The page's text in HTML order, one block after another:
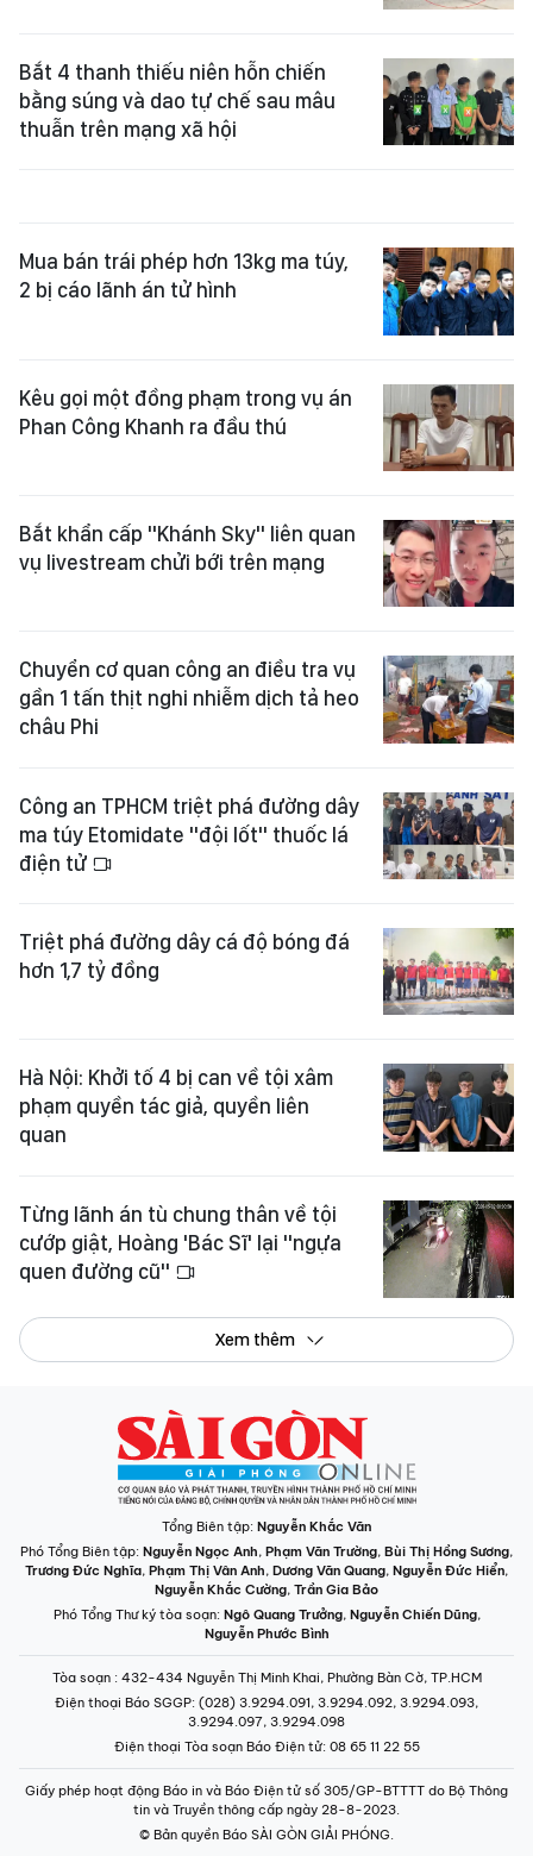
Bắt 4 thanh thiếu niên hỗn chiến
bằng súng và dao tự chế sau mâu
thuẫn trên mạng xã hội
Mua bán trái phép hơn 13kg ma túy,
2 bị cáo lãnh án tử hình
Kêu gọi một đồng phạm trong vụ án
Phan Công Khanh ra đầu thú
Bắt khẩn cấp "Khánh Sky" liên quan
vụ livestream chửi bới trên mạng
Chuyển cơ quan công an điều tra vụ
gần 1 tấn thịt nghi nhiễm dịch tả heo
châu Phi
Công an TPHCM triệt phá đường dây
ma túy Etomidate "đội lốt" thuốc lá
điện tử
Triệt phá đường dây cá độ bóng đá
hơn 1,7 tỷ đồng
Hà Nội: Khởi tố 4 bị can về tội xâm
phạm quyền tác giả, quyền liên
quan
Từng lãnh án tù chung thân về tội
cướp giật, Hoàng 'Bác Sĩ' lại "ngựa
quen đường cũ"
Xem thêm
Tổng Biên tập: Nguyễn Khắc Văn
Phó Tổng Biên tập: Nguyễn Ngọc Anh, Phạm Văn Trường, Bùi Thị Hồng Sương,
Trương Đức Nghĩa, Phạm Thị Vân Anh, Dương Văn Quang, Nguyễn Đức Hiển,
Nguyễn Khắc Cường, Trần Gia Bảo
Phó Tổng Thư ký tòa soạn: Ngô Quang Trưởng, Nguyễn Chiến Dũng,
Nguyễn Phước Bình
Tòa soạn : 432-434 Nguyễn Thị Minh Khai, Phường Bàn Cờ, TP.HCM
Điện thoại Báo SGGP: (028) 3.9294.091, 3.9294.092, 3.9294.093,
3.9294.097, 3.9294.098
Điện thoại Tòa soạn Báo Điện tử: 08 65 11 22 55
Giấy phép hoạt động Báo in và Báo Điện tử số 305/GP-BTTTT do Bộ Thông
tin và Truyền thông cấp ngày 28-8-2023.
© Bản quyền Báo SÀI GÒN GIẢI PHÓNG.